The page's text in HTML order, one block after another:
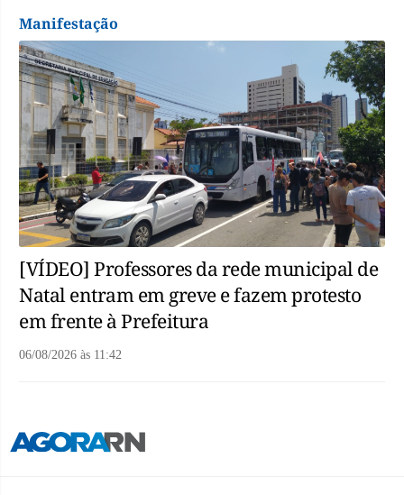
Manifestação
[VÍDEO] Professores da rede municipal de
Natal entram em greve e fazem protesto
em frente à Prefeitura
06/08/2026 às 11:42